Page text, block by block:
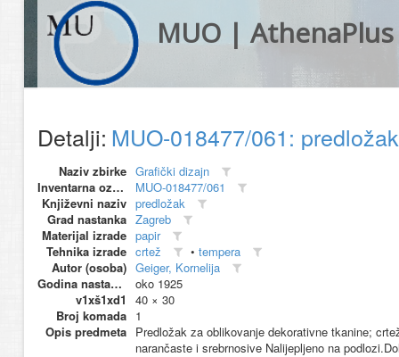
MUO | AthenaPlus
Detalji: MUO-018477/061:
Naziv zbirke Grafički dizajn
Inventarna oznaka
MUO-018477/061
Književni naziv predložak
Grad nastanka Zagreb
Materijal izrade papir
Tehnika izrade crtež • tempera
Autor (osoba) Geiger, Kornelija
Godina nastanka
oko 1925
v1xš1xd1
40 × 30
Broj komada 1
Opis predmeta Predložak za oblikovanje dekorativne tkanine;
narančaste i srebrnosive Nalijepljeno na